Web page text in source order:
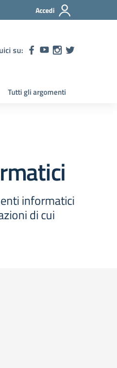
Accedi
su:
Tutti gli argomenti
informatici
di cui